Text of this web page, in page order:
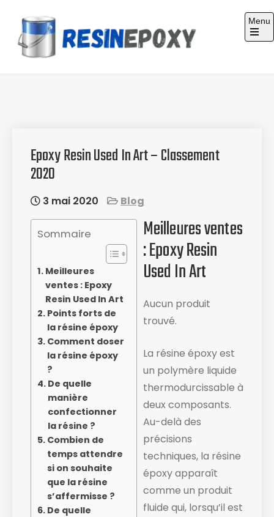
content
Menu
Epoxy Resin Used In Art – Classement
2020
3 mai 2020 Blog
Sommaire
Meilleures
ventes : Epoxy
Resin Used In Art
Points forts de
la résine époxy
Comment doser
la résine époxy
?
De quelle
manière
confectionner
la résine ?
Combien de
temps attendre
si on souhaite
que la résine
s’affermisse ?
De quelle
Meilleures ventes
: Epoxy Resin
Used In Art
Aucun produit
trouvé.
La résine époxy est
un polymère liquide
thermodurcissable à
deux composants.
Au-delà des
précisions
techniques, la résine
époxy apparaît
comme un produit
fluide ​qui, lorsqu’il est